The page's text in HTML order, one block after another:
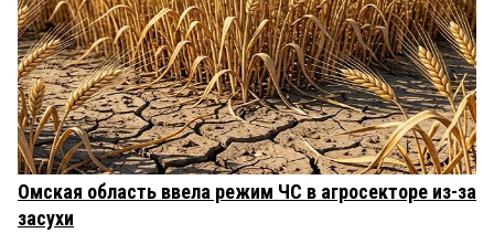
Омская область ввела режим ЧС в агросекторе из-за
засухи